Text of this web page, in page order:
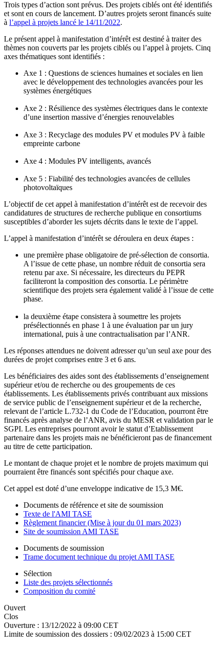
Trois types d’action sont prévus. Des projets ciblés ont été identifiés
et sont en cours de lancement. D’autres projets seront financés suite
à l’appel à projets lancé le 14/11/2022.
Le présent appel à manifestation d’intérêt est destiné à traiter des
thèmes non couverts par les projets ciblés ou l’appel à projets. Cinq
axes thématiques sont identifiés :
Axe 1 : Questions de sciences humaines et sociales en lien
avec le développement des technologies avancées pour les
systèmes énergétiques
Axe 2 : Résilience des systèmes électriques dans le contexte
d’une insertion massive d’énergies renouvelables
Axe 3 : Recyclage des modules PV et modules PV à faible
empreinte carbone
Axe 4 : Modules PV intelligents, avancés
Axe 5 : Fiabilité des technologies avancées de cellules
photovoltaïques
L’objectif de cet appel à manifestation d’intérêt est de recevoir des
candidatures de structures de recherche publique en consortiums
susceptibles d’aborder les sujets décrits dans le texte de l’appel.
L’appel à manifestation d’intérêt se déroulera en deux étapes :
une première phase obligatoire de pré-sélection de consortia.
A l’issue de cette phase, un nombre réduit de consortia sera
retenu par axe. Si nécessaire, les directeurs du PEPR
faciliteront la composition des consortia. Le périmètre
scientifique des projets sera également validé à l’issue de cette
phase.
la deuxième étape consistera à soumettre les projets
présélectionnés en phase 1 à une évaluation par un jury
international, puis à une contractualisation par l’ANR.
Les réponses attendues ne doivent adresser qu’un seul axe pour des
durées de projet comprises entre 3 et 6 ans.
Les bénéficiaires des aides sont des établissements d’enseignement
supérieur et/ou de recherche ou des groupements de ces
établissements. Les établissements privés contribuant aux missions
de service public de l’enseignement supérieur et de la recherche,
relevant de l’article L.732-1 du Code de l’Education, pourront être
financés après analyse de l’ANR, avis du MESR et validation par le
SGPI. Les entreprises pourront avoir le statut d’Etablissement
partenaire dans les projets mais ne bénéficieront pas de financement
au titre de cette participation.
Le montant de chaque projet et le nombre de projets maximum qui
pourraient être financés sont spécifiés pour chaque axe.
Cet appel est doté d’une enveloppe indicative de 15,3 M€.
Documents de référence et site de soumission
Texte de l'AMI TASE
Règlement financier (Mise à jour du 01 mars 2023)
Site de soumission AMI TASE
Documents de soumission
Trame document technique du projet AMI TASE
Sélection
Liste des projets sélectionnés
Composition du comité
Ouvert
Clos
Ouverture : 13/12/2022 à 09:00 CET
Limite de soumission des dossiers : 09/02/2023 à 15:00 CET